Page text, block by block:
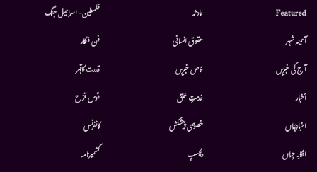
Featured
آئینہ شہر
آج کی خبریں
أخبار
اخبارجہاں
افکارِ جہاں
حادثہ
حقوق انسانی
خاص خبریں
خدمتِ خلق
خصوصی پیشکش
دلچسپ
فلسطین- اسرائیل جنگ
فن فنکار
قدرت کاقہر
قوس قزح
کانفرنس
کشمیرنامہ